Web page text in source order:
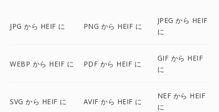
JPG から HEIF に PNG から HEIF に
JPEG から HEIF
に
WEBP から HEIF に PDF から HEIF に
GIF から HEIF
に
SVG から HEIF に AVIF から HEIF に
NEF から HEIF
に